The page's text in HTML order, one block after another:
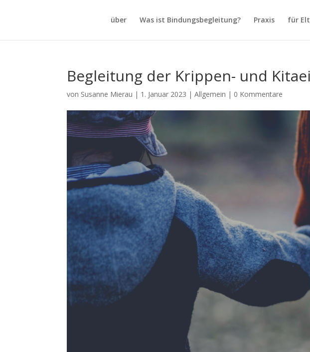
über Was ist Bindungsbegleitung? Praxis für
Begleitung der Krippen- und
von Susanne Mierau | 1. Januar 2023 |Allgemein | 0 Kommentare